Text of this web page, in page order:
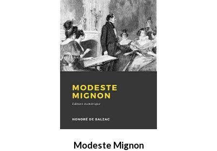
Modeste Mignon